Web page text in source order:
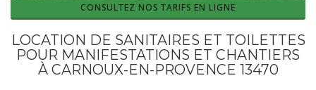
CONSULTEZ NOS TARIFS EN LIGNE
LOCATION DE SANITAIRES ET TOILETTES
POUR MANIFESTATIONS ET CHANTIERS
À CARNOUX-EN-PROVENCE 13470